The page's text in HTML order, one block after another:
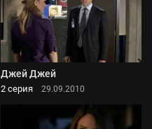
Джей Джей
2 серия 29.09.2010